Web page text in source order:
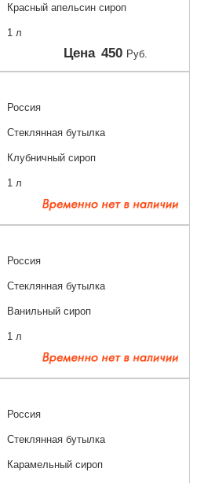
Красный апельсин сироп
1 л
Цена 450 Руб.
Россия
Стеклянная бутылка
Клубничный сироп
1 л
Россия
Стеклянная бутылка
Ванильный сироп
1 л
Россия
Стеклянная бутылка
Карамельный сироп